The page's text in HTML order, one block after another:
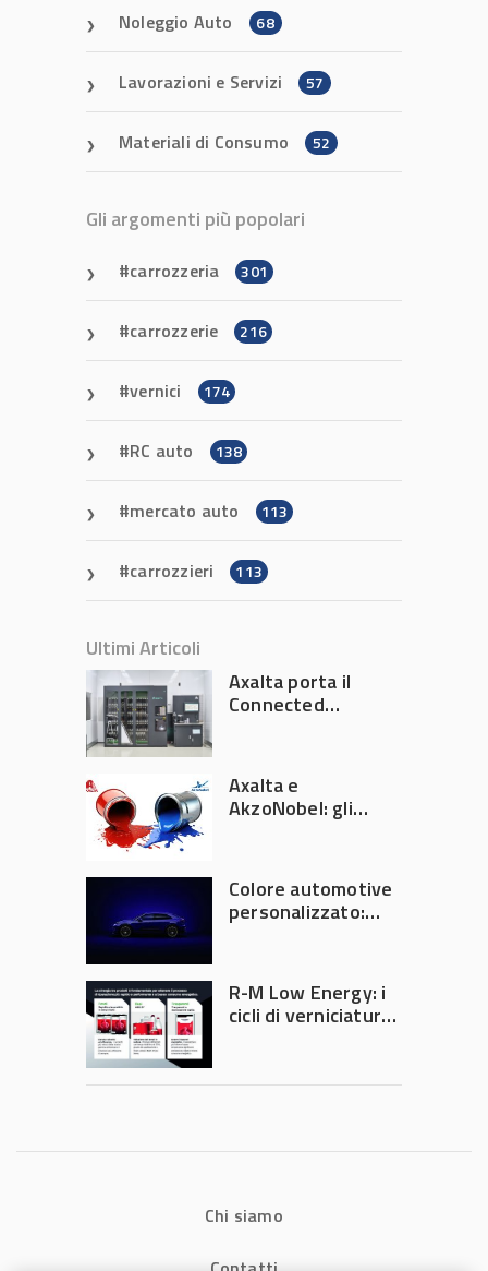
Noleggio Auto 68
Lavorazioni e Servizi 57
Materiali di Consumo 52
Gli argomenti più popolari
carrozzeria 301
carrozzerie 216
vernici 174
RC auto 138
mercato auto 113
carrozzieri 113
Ultimi Articoli
Axalta porta il
Connected
Automechanika
Frankfurt 2026
Axalta e
AkzoNobel: gli
Colore automotive
personalizzato:
diventa ingegneria
di precisione
R-M Low Energy: i
cicli di verniciatura
tempi e costi in
Chi siamo